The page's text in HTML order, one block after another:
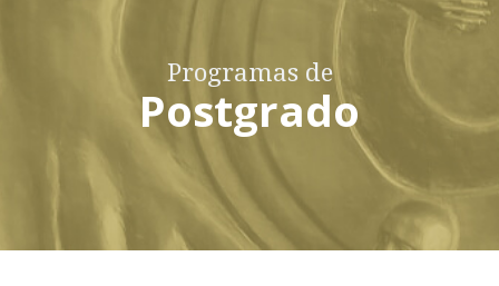
Programas de
Postgrado